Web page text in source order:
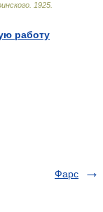
1925
работу
Фарс